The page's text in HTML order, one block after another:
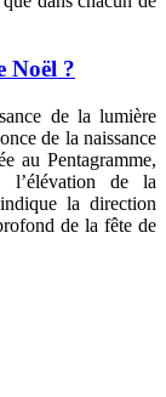
Noël ?
de la lumière
de la naissance
au Pentagramme,
l’élévation de la
la direction
de la fête de